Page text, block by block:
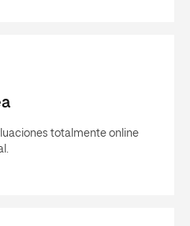
totalmente online